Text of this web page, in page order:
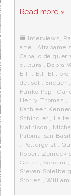
e
o
k
t
r
d
e
Read more »
Interviews,
arte , Atrapame
Caballo de
cultura , Debra
E.T. , E.T. El
del sol ,
Funko Pop ,
Henry Thomas ,
Kathleen
Schindler , La
Mathison ,
Paloma San
, Poltergeist ,
Robert Zemeckis
Gellar , Scream ,
Steven Spielberg
Stories ,William